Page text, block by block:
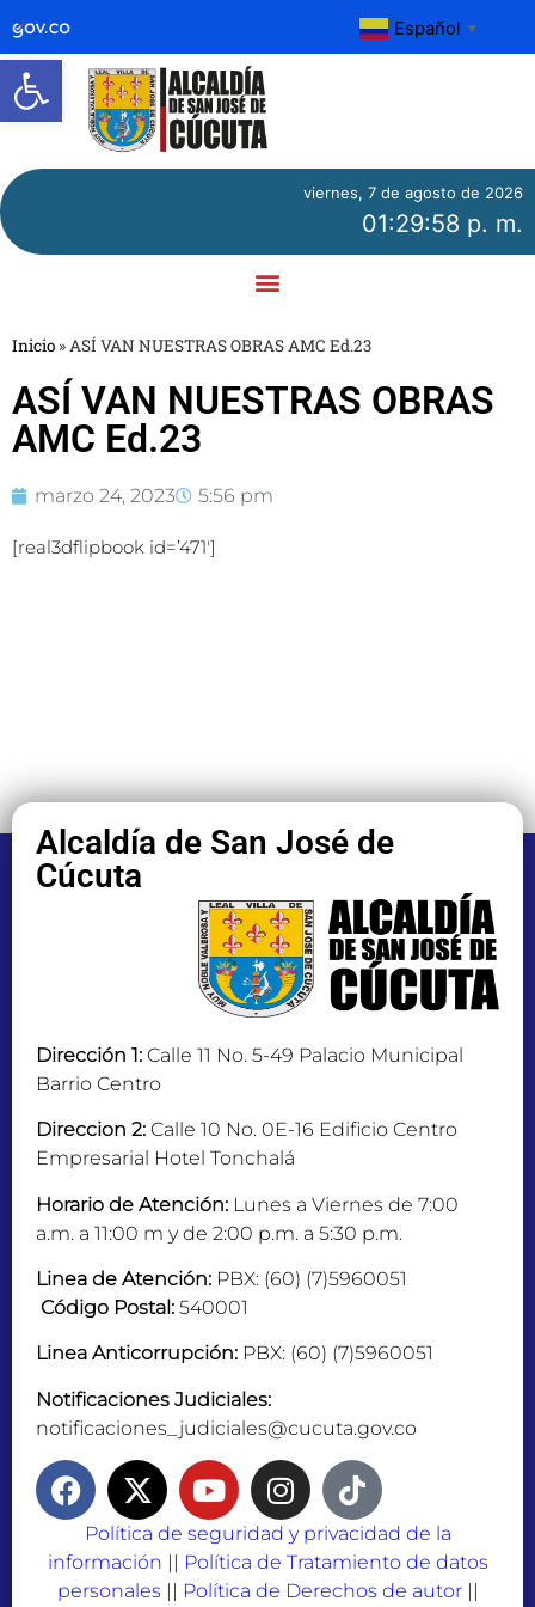
Abrir barra de herramientas
Español ▼
viernes, 7 de agosto de 2026
01:29:58 p. m.
Inicio » ASÍ VAN NUESTRAS OBRAS AMC Ed.23
ASÍ VAN NUESTRAS OBRAS
AMC Ed.23
marzo 24, 2023 5:56 pm
[real3dflipbook id=’471′]
Alcaldía de San José de
Cúcuta
Dirección 1: Calle 11 No. 5-49 Palacio Municipal
Barrio Centro
Direccion 2: Calle 10 No. 0E-16 Edificio Centro
Empresarial Hotel Tonchalá
Horario de Atención: Lunes a Viernes de 7:00
a.m. a 11:00 m y de 2:00 p.m. a 5:30 p.m.
Linea de Atención: PBX: (60) (7)5960051
Código Postal: 540001
Linea Anticorrupción: PBX: (60) (7)5960051
Notificaciones Judiciales:
notificaciones_judiciales@cucuta.gov.co
Política de seguridad y privacidad de la
información
Política de Tratamiento de datos
personales
Política de Derechos de autor||